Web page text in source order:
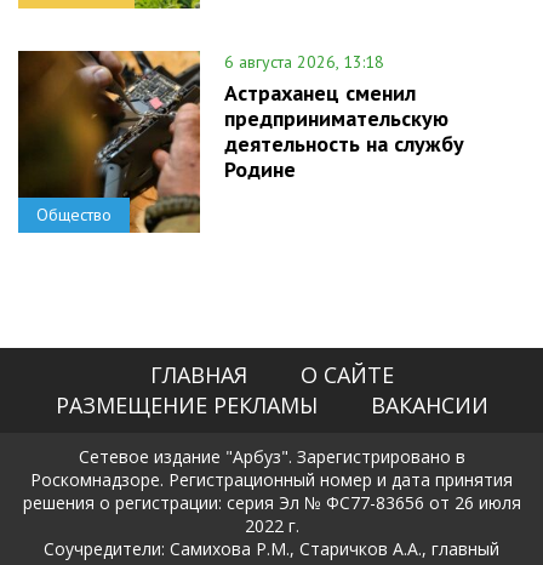
Общество
6 августа 2026, 13:18
Астраханец сменил
предпринимательскую
деятельность на службу
Родине
ГЛАВНАЯ
О САЙТЕ
РАЗМЕЩЕНИЕ РЕКЛАМЫ
ВАКАНСИИ
Сетевое издание "Арбуз". Зарегистрировано в
Роскомнадзоре. Регистрационный номер и дата принятия
решения о регистрации: серия Эл № ФС77-83656 от 26 июля
2022 г.
Соучредители: Самихова Р.М., Старичков А.А., главный